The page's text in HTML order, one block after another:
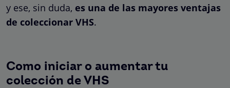
y ese, sin duda, es una de las mayores ventajas
de coleccionar VHS.
Como iniciar o aumentar tu
colección de VHS